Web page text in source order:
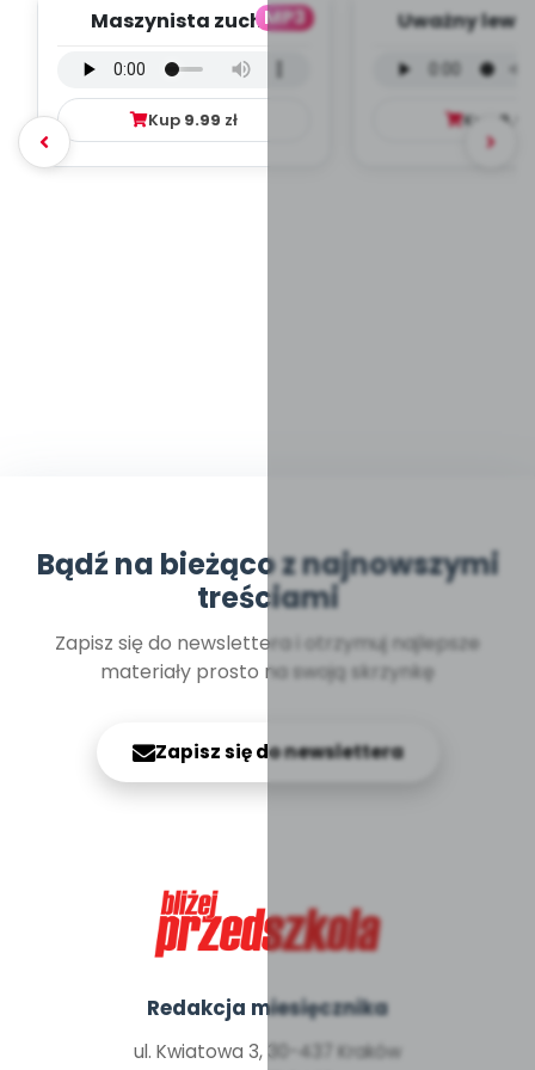
MP3
Maszynista zuch -
mp3)
Kup 9.99 zł
Uważny lew
Kup 9.99
Bądź na bieżąco z najnowszymi
treściami
Zapisz się do newslettera i otrzymuj najlepsze
materiały prosto na swoją skrzynkę
Zapisz się do newslettera
Redakcja miesięcznika
ul. Kwiatowa 3, 30-437 Kraków